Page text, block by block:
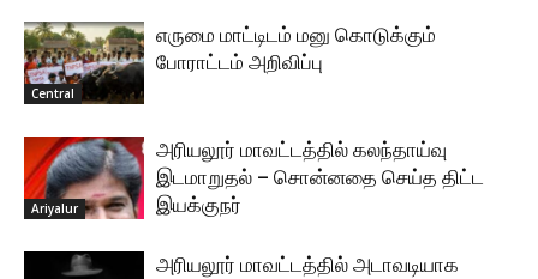
Central
எருமை மாட்டிடம் மனு கொடுக்கும்
போராட்டம் அறிவிப்பு
Ariyalur
அரியலூர் மாவட்டத்தில் கலந்தாய்வு
இடமாறுதல் – சொன்னதை செய்த திட்ட
இயக்குநர்
அரியலூர் மாவட்டத்தில் அடாவடியாக